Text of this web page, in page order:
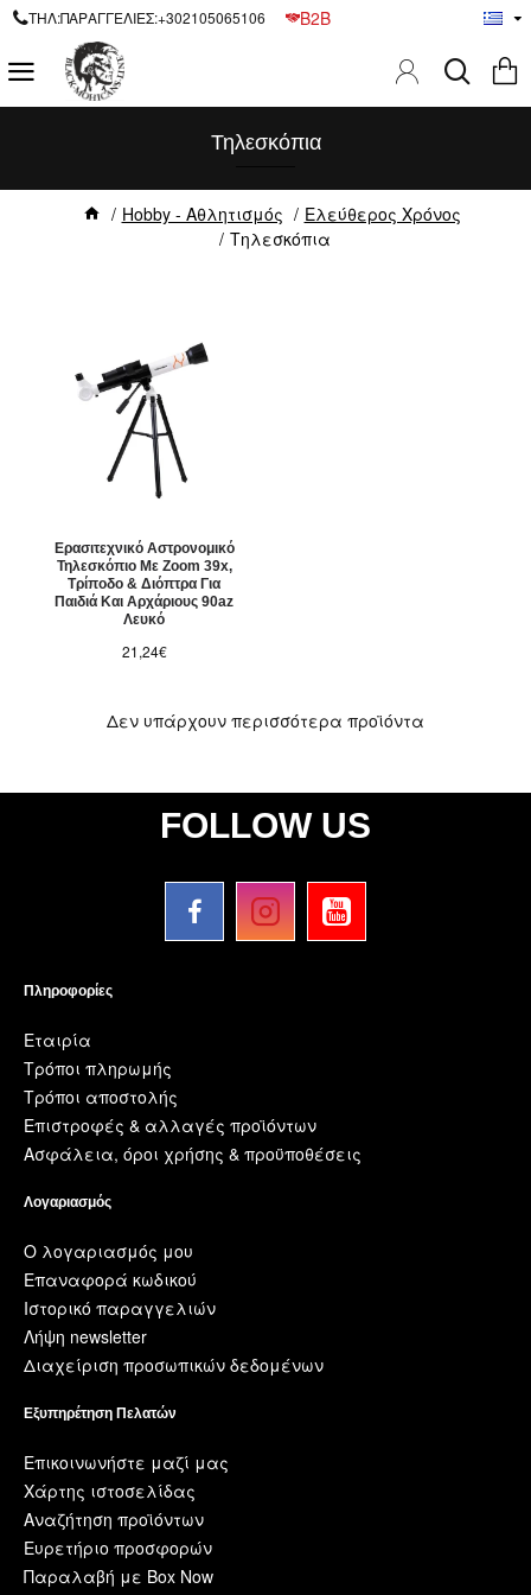
ΤΗΛ:ΠΑΡΑΓΓΕΛΙΕΣ:+302105065106 B2B
Hobby - Αθλητισμός
Ελεύθερος Χρόνος
Τηλεσκόπια
Τηλεσκόπια
Ερασιτεχνικό Αστρονομικό
Τηλεσκόπιο Με Zoom 39x,
Τρίποδο & Διόπτρα Για
Παιδιά Και Αρχάριους 90az
Λευκό
21,24€
Δεν υπάρχουν περισσότερα προϊόντα
FOLLOW US
Πληροφορίες
Εταιρία
Τρόποι πληρωμής
Τρόποι αποστολής
Επιστροφές & αλλαγές προϊόντων
Ασφάλεια, όροι χρήσης & προϋποθέσεις
Λογαριασμός
Ο λογαριασμός μου
Επαναφορά κωδικού
Ιστορικό παραγγελιών
Λήψη newsletter
Διαχείριση προσωπικών δεδομένων
Εξυπηρέτηση Πελατών
Επικοινωνήστε μαζί μας
Χάρτης ιστοσελίδας
Αναζήτηση προϊόντων
Ευρετήριο προσφορών
Παραλαβή με Box Now